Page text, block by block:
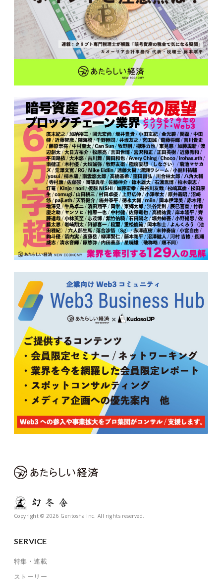
Copyright © 2026 Gentosha Inc. All rights reserved.
SERVICE
特集・連載
ストーリー